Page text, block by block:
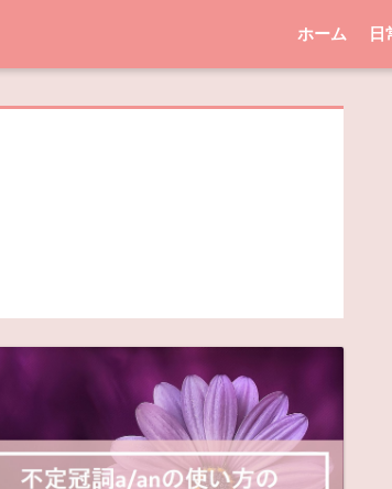
ホーム 日